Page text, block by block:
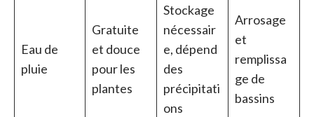
Eau de
pluie
Gratuite
et douce
pour les
plantes
Stockage
nécessair
e, dépend
des
précipitati
ons
Arrosage
et
remplissa
ge de
bassins